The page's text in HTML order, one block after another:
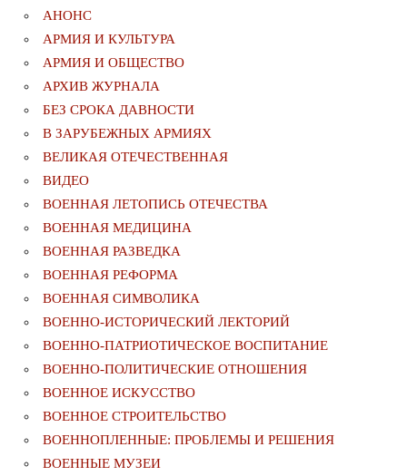
АНОНС
АРМИЯ И КУЛЬТУРА
АРМИЯ И ОБЩЕСТВО
АРХИВ ЖУРНАЛА
БЕЗ СРОКА ДАВНОСТИ
В ЗАРУБЕЖНЫХ АРМИЯХ
ВЕЛИКАЯ ОТЕЧЕСТВЕННАЯ
ВИДЕО
ВОЕННАЯ ЛЕТОПИСЬ ОТЕЧЕСТВА
ВОЕННАЯ МЕДИЦИНА
ВОЕННАЯ РАЗВЕДКА
ВОЕННАЯ РЕФОРМА
ВОЕННАЯ СИМВОЛИКА
ВОЕННО-ИСТОРИЧЕСКИЙ ЛЕКТОРИЙ
ВОЕННО-ПАТРИОТИЧЕСКОЕ ВОСПИТАНИЕ
ВОЕННО-ПОЛИТИЧЕСКИE ОТНОШЕНИЯ
ВОЕННОЕ ИСКУССТВО
ВОЕННОЕ СТРОИТЕЛЬСТВО
ВОЕННОПЛЕННЫЕ: ПРОБЛЕМЫ И РЕШЕНИЯ
ВОЕННЫЕ МУЗЕИ